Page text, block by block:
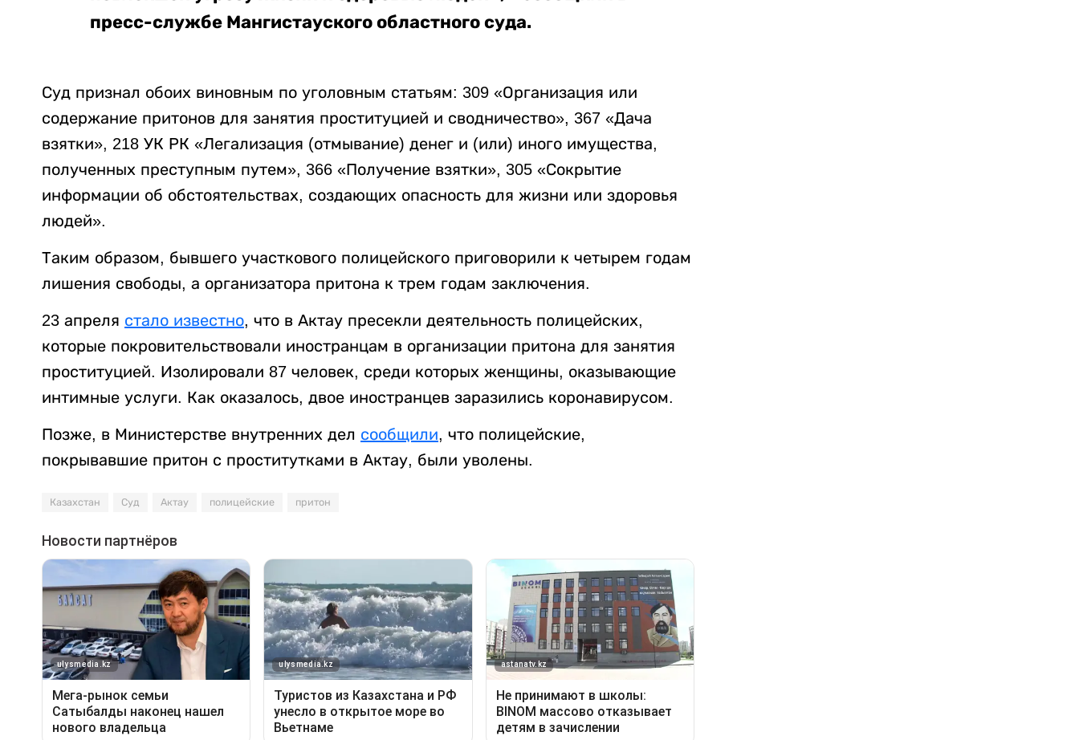
пресс-службе Мангистауского областного суда.
Суд признал обоих виновным по уголовным статьям: 309 «Организация или
содержание притонов для занятия проституцией и сводничество», 367 «Дача
взятки», 218 УК РК «Легализация (отмывание) денег и (или) иного имущества,
полученных преступным путем», 366 «Получение взятки», 305 «Сокрытие
информации об обстоятельствах, создающих опасность для жизни или здоровья
людей».
Таким образом, бывшего участкового полицейского приговорили к четырем годам
лишения свободы, а организатора притона к трем годам заключения.
23 апреля стало известно, что в Актау пресекли деятельность полицейских,
которые покровительствовали иностранцам в организации притона для занятия
проституцией. Изолировали 87 человек, среди которых женщины, оказывающие
интимные услуги. Как оказалось, двое иностранцев заразились коронавирусом.
Позже, в Министерстве внутренних дел сообщили, что полицейские,
покрывавшие притон с проститутками в Актау, были уволены.
Казахстан Суд Актау полицейские притон